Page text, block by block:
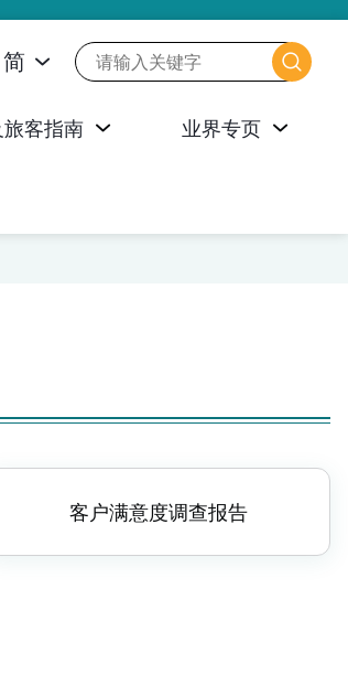
简
客指南 业界专页
客户满意度调查报告